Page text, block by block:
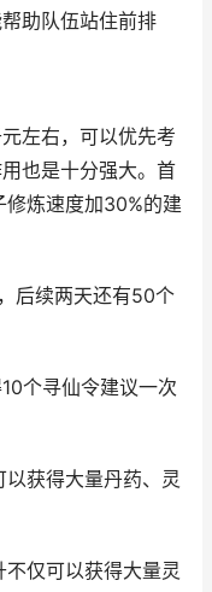
助队伍站住前排
左右，可以优先考
也是十分强大。首
炼速度加30%的建
后续两天还有50个
个寻仙令建议一次
获得大量丹药、灵
仅可以获得大量灵